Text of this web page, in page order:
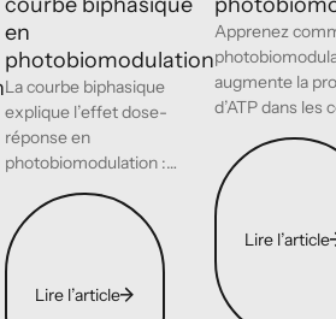
en
photobiomodulation
La courbe biphasique
explique l’effet dose-
réponse en
photobiomodulation :
pourquoi trop de lumière
peut inhiber l’effet
thérapeutique.
Lire l’article
Lire l’article
Apprenez
augmente la
d’ATP dans les
favoriser
régénération et
récupération.
Lire l’article
Lire l’article